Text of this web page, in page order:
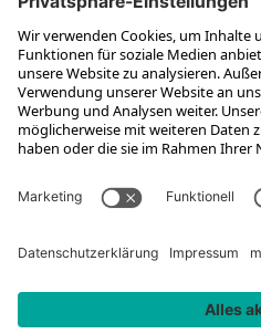
Rotax Bike